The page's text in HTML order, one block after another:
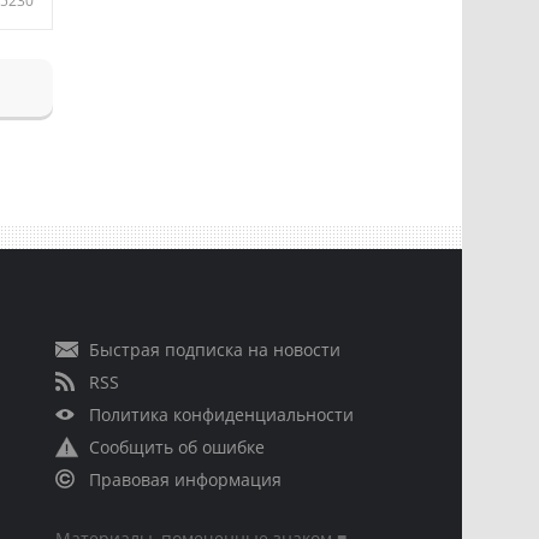
Быстрая подписка на новости
RSS
Политика конфиденциальности
Сообщить об ошибке
Правовая информация